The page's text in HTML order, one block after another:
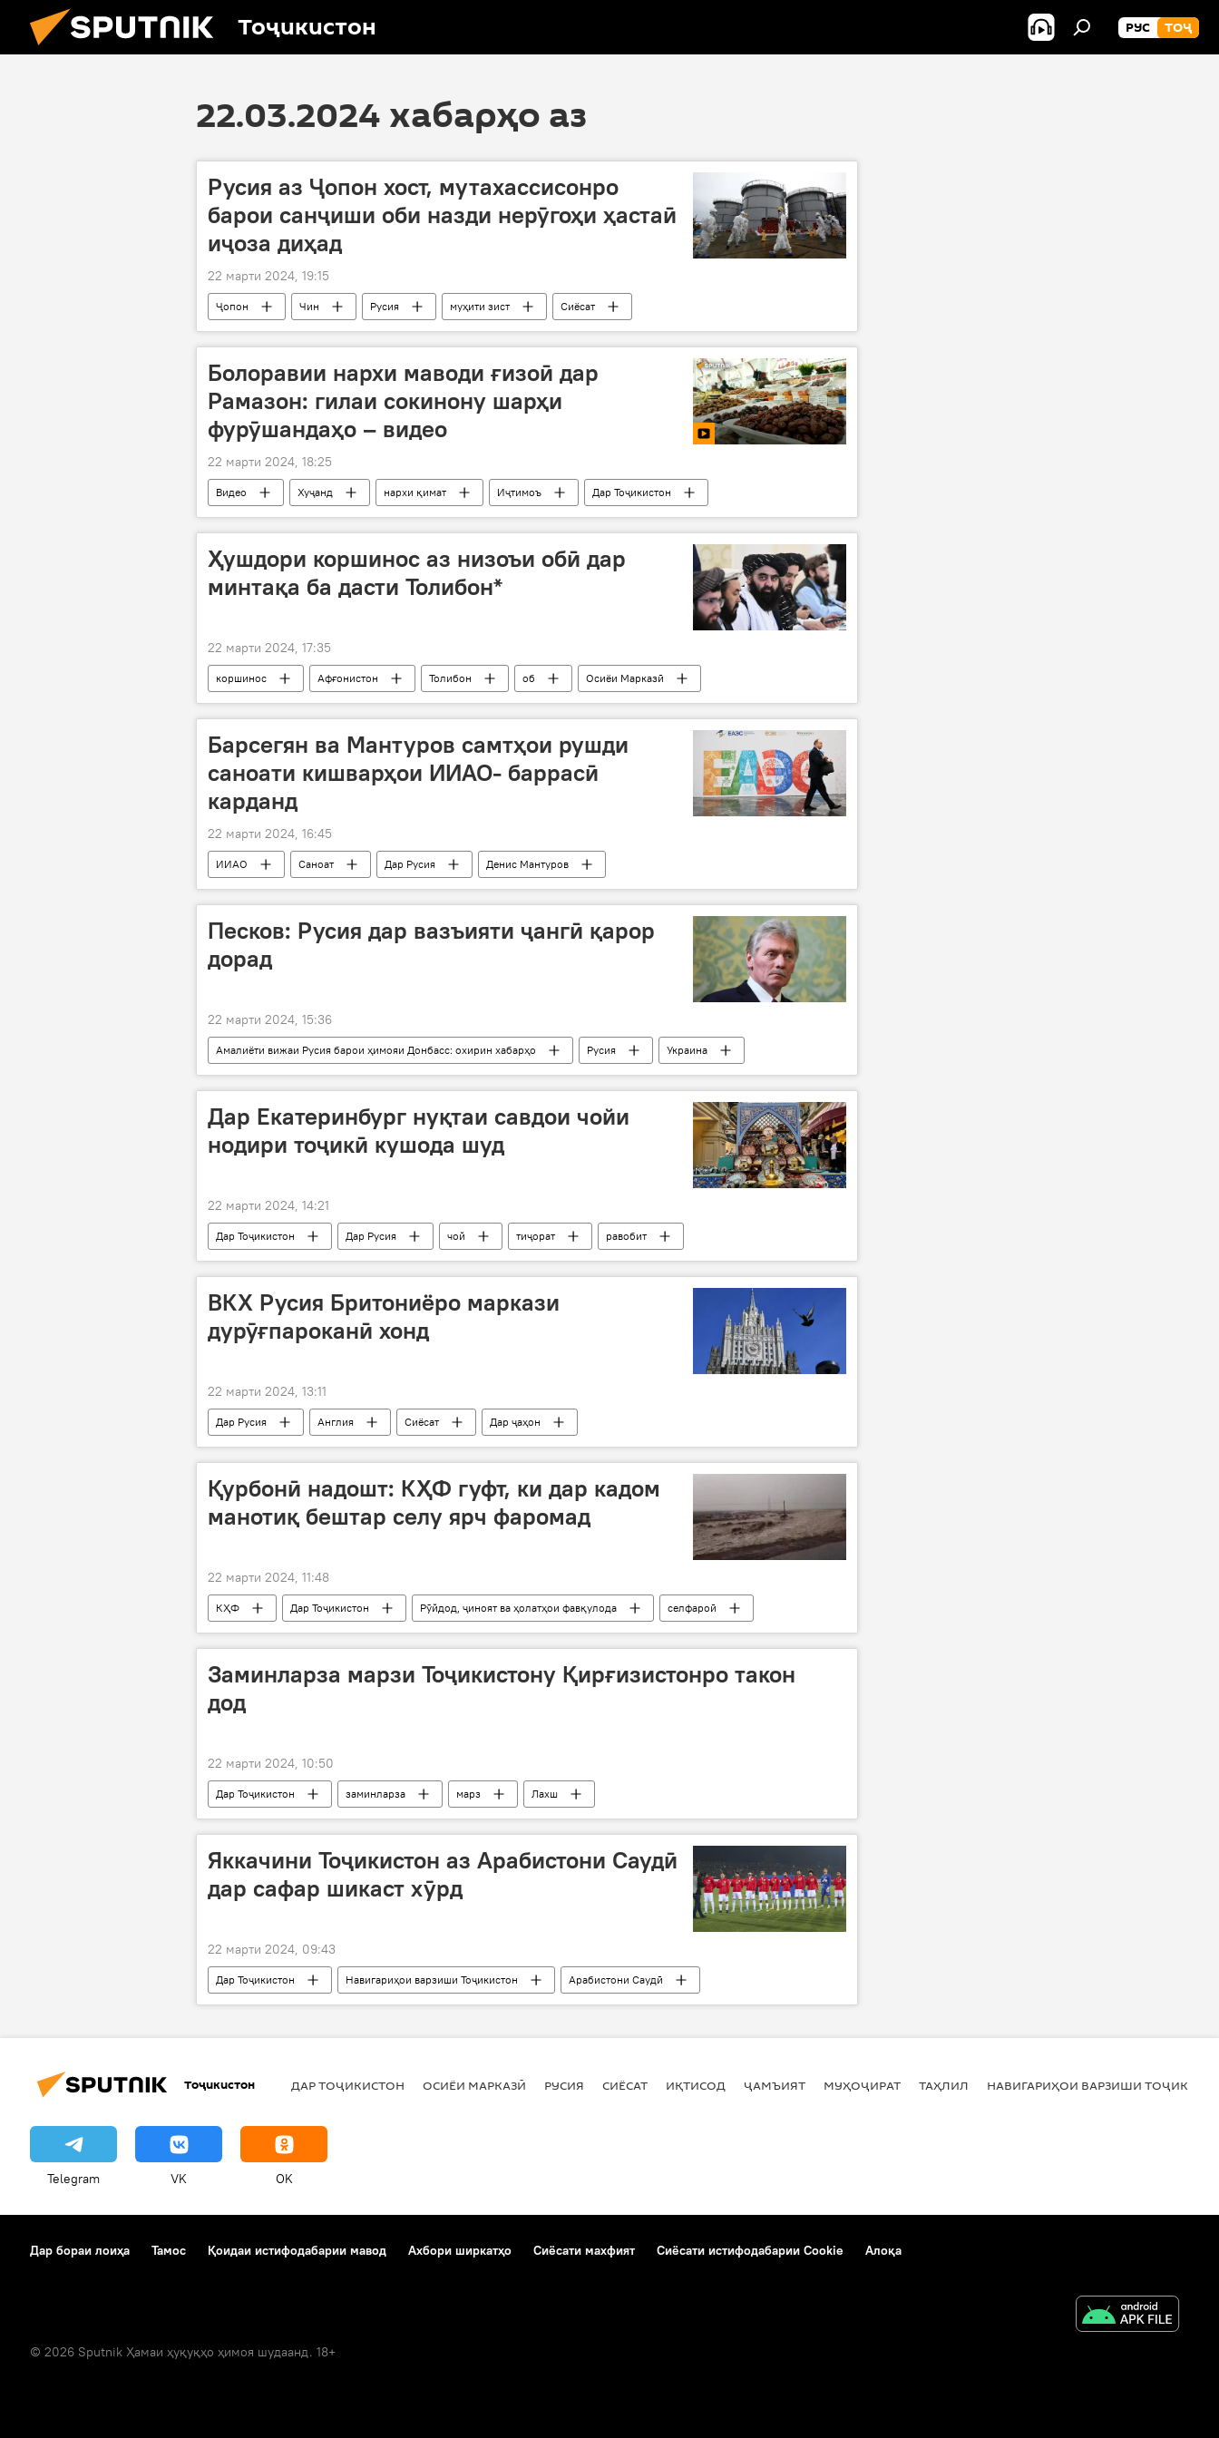
Тоҷикистон РУС ТОҶ
22.03.2024 хабарҳо аз
Русия аз Ҷопон хост, мутахассисонро
барои санҷиши оби назди нерӯгоҳи ҳастаӣ
иҷоза диҳад
22 марти 2024, 19:15
Ҷопон Чин Русия муҳити зист Сиёсат
Болоравии нархи маводи ғизоӣ дар
Рамазон: гилаи сокинону шарҳи
фурӯшандаҳо – видео
22 марти 2024, 18:25
Видео Хуҷанд нархи қимат Иҷтимоъ Дар Тоҷикистон
Ҳушдори коршинос аз низоъи обӣ дар
минтақа ба дасти Толибон*
22 марти 2024, 17:35
коршинос Афғонистон Толибон об Осиёи Марказӣ
Барсегян ва Мантуров самтҳои рушди
саноати кишварҳои ИИАО- баррасӣ
карданд
22 марти 2024, 16:45
ИИАО Саноат Дар Русия Денис Мантуров
Песков: Русия дар вазъияти ҷангӣ қарор
дорад
22 марти 2024, 15:36
Амалиёти вижаи Русия барои ҳимояи Донбасс: охирин хабарҳо Русия
Украина
Дмитрий Песков
Сиёсат амалиёти вижа
Дар Екатеринбург нуқтаи савдои чойи
нодири тоҷикӣ кушода шуд
22 марти 2024, 14:21
Дар Тоҷикистон Дар Русия чой тиҷорат равобит
ВКХ Русия Бритониёро маркази
дурӯғпароканӣ хонд
22 марти 2024, 13:11
Дар Русия Англия Сиёсат Дар ҷаҳон
Қурбонӣ надошт: КҲФ гуфт, ки дар кадом
манотиқ бештар селу ярч фаромад
22 марти 2024, 11:48
КҲФ Дар Тоҷикистон Рӯйдод, ҷиноят ва ҳолатҳои фавқулода
селфароӣ
фаромадани ярч
Заминларза марзи Тоҷикистону Қирғизистонро такон
дод
22 марти 2024, 10:50
Дар Тоҷикистон заминларза марз Лахш
Яккачини Тоҷикистон аз Арабистони Саудӣ
дар сафар шикаст хӯрд
22 марти 2024, 09:43
Дар Тоҷикистон Навигариҳои варзиши Тоҷикистон
Арабистони Саудӣ
Ҷоми ҷаҳон
Тоҷикистон ДАР ТОҶИКИСТОН ОСИЁИ МАРКАЗӢ РУСИЯ СИЁСАТ ИҚТИСОД ҶАМЪИЯТ МУҲОҶИРАТ ТАҲЛИЛ НАВИГАРИҲОИ ВАРЗИШИ
Telegram VK OK
Дар бораи лоиҳа Тамос Қоидаи истифодабарии мавод Ахбори ширкатҳо Сиёсати махфият Сиёсати истифодабарии Cookie Алоқа
© 2026 Sputnik Ҳамаи ҳуқуқҳо ҳимоя шудаанд. 18+